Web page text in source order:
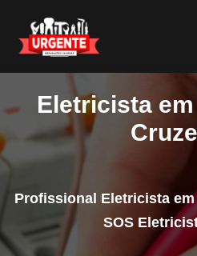
Eletricista
Profissional Eletricista
SOS